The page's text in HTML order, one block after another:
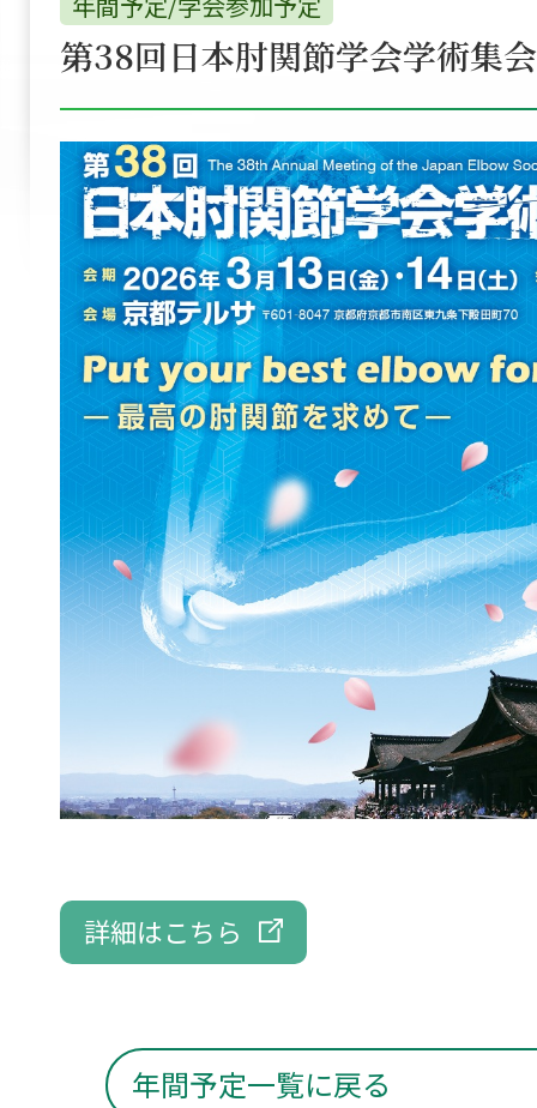
第38回日本肘関節学会学術集会
詳細はこちら
年間予定一覧に戻る